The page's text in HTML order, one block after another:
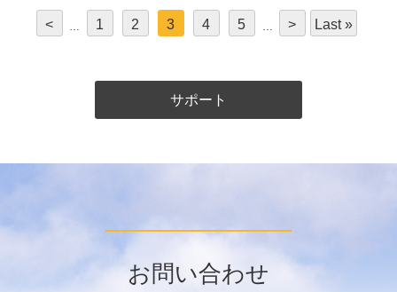
< 1 2 3 4 5 > Last »
サポート
お問い合わせ